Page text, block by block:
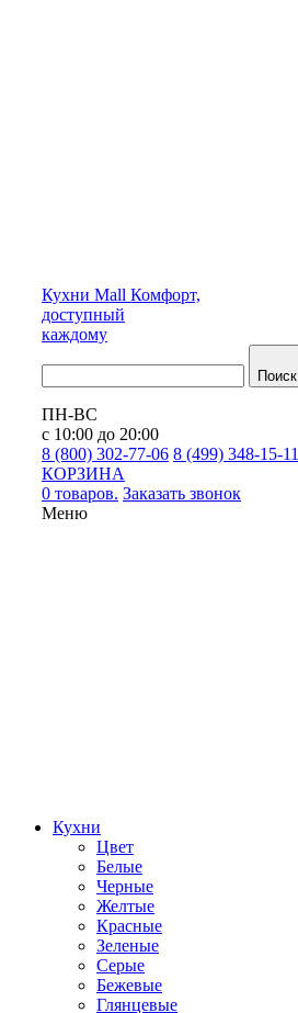
Кухни Mall Комфорт,
доступный
каждому
Поиск
ПН-ВС
с 10:00 до 20:00
8 (800) 302-77-06 8 (499) 348-15-11
КОРЗИНА
0 товаров. Заказать звонок
Меню
Кухни
Цвет
Белые
Черные
Желтые
Красные
Зеленые
Серые
Бежевые
Глянцевые